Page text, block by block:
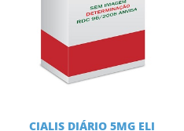
CIALIS DIÁRIO 5MG ELI